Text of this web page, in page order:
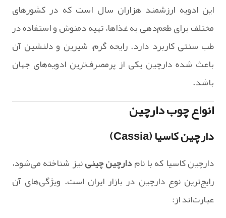
این ادویه ارزشمند هزاران سال است که در کشورهای
مختلف برای طعم‌دهی به غذاها، تهیه دمنوش و استفاده در
طب سنتی کاربرد دارد. رایحه گرم، شیرین و دلنشین آن
باعث شده دارچین یکی از پرمصرف‌ترین ادویه‌های جهان
باشد.
انواع چوب دارچین
دارچین کاسیا (Cassia)
دارچین کاسیا که با نامدارچین چینینیز شناخته می‌شود،
رایج‌ترین نوع دارچین در بازار ایران است. ویژگی‌های آن
عبارت‌اند از: